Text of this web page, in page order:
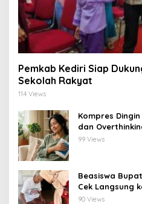
Pemkab Kediri Siap
Sekolah Rakyat
114 Views
Kompres
dan
99 Views
Beasiswa
Cek Langsung
Tepat Sasaran
90 Views